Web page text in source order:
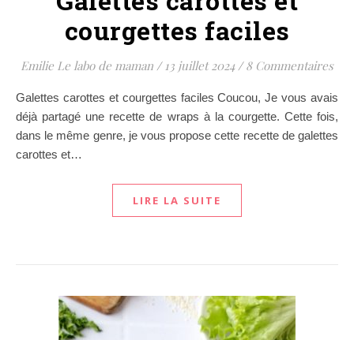
courgettes faciles
Emilie Le labo de maman / 13 juillet 2024 / 8 Commentaires
Galettes carottes et courgettes faciles Coucou, Je vous avais
déjà partagé une recette de wraps à la courgette. Cette fois,
dans le même genre, je vous propose cette recette de galettes
carottes et…
LIRE LA SUITE